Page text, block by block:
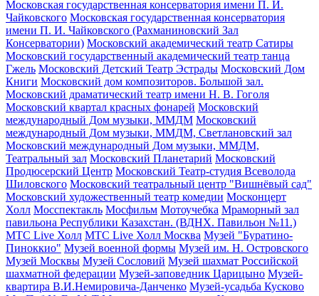
Московская государственная консерватория имени П. И.
Чайковского Московская государственная консерватория
имени П. И. Чайковского (Рахманиновский Зал
Консерватории) Московский академический театр Сатиры
Московский государственный академический театр танца
Гжель Московский Детский Театр Эстрады Московский Дом
Книги Московский дом композиторов. Большой зал.
Московский драматический театр имени Н. В. Гоголя
Московский квартал красных фонарей Московский
международный Дом музыки, ММДМ Московский
международный Дом музыки, ММДМ, Светлановский зал
Московский международный Дом музыки, ММДМ,
Театральный зал Московский Планетарий Московский
Продюсерский Центр Московский Театр-студия Всеволода
Шиловского Московский театральный центр "Вишнёвый сад"
Московский художественный театр комедии Москонцерт
Холл Мосспектакль Мосфильм Мотоучебка Мраморный зал
павильона Республики Казахстан. (ВДНХ. Павильон №11.)
МТС Live Холл МТС Live Холл Москва Музей "Буратино-
Пиноккио" Музей военной формы Музей им. Н. Островского
Музей Москвы Музей Сословий Музей шахмат Российской
шахматной федерации Музей-заповедник Царицыно Музей-
квартира В.И.Немировича-Данченко Музей-усадьба Кусково